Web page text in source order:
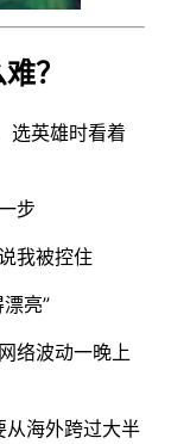
？
选英雄时看着
步
我被控住
亮”
络波动一晚上
从海外跨过大半